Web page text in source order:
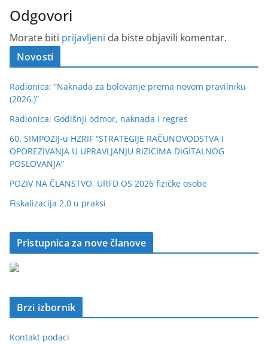
Odgovori
Morate biti prijavljeni da biste objavili komentar.
Novosti
Radionica: “Naknada za bolovanje prema novom pravilniku
(2026.)”
Radionica: Godišnji odmor, naknada i regres
60. SIMPOZIJ-u HZRIF “STRATEGIJE RAČUNOVODSTVA I
OPOREZIVANJA U UPRAVLJANJU RIZICIMA DIGITALNOG
POSLOVANJA”
POZIV NA ČLANSTVO, URFD OS 2026 fizičke osobe
Fiskalizacija 2.0 u praksi
Pristupnica za nove članove
Brzi izbornik
Kontakt podaci